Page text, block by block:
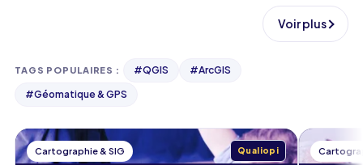
Voir plus
TAGS POPULAIRES : #QGIS #ArcGIS
#Géomatique & GPS
Cartographie & SIG Qualiopi